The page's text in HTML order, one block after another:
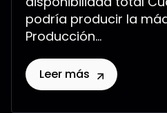
podría producir la
Producción...
Leer más